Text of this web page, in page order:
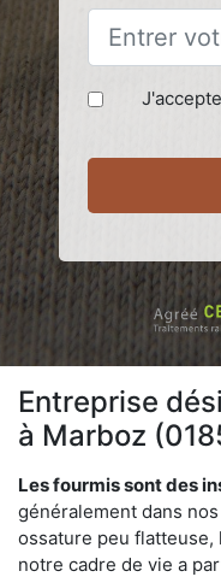
Entreprise
à Marboz
Les fourmis sont des
généralement dans
ossature peu flatteuse,
notre cadre de vie a